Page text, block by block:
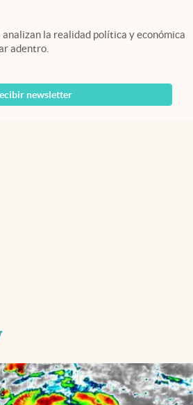
la realidad política y económica
adentro.
newsletter